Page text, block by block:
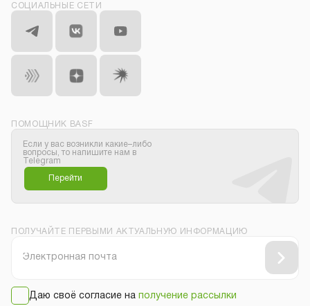
СОЦИАЛЬНЫЕ СЕТИ
ПОМОЩНИК BASF
Если у вас возникли какие–либо
вопросы, то напишите нам в
Telegram
Перейти
ПОЛУЧАЙТЕ ПЕРВЫМИ АКТУАЛЬНУЮ ИНФОРМАЦИЮ
Даю своё согласие на получение рассылки